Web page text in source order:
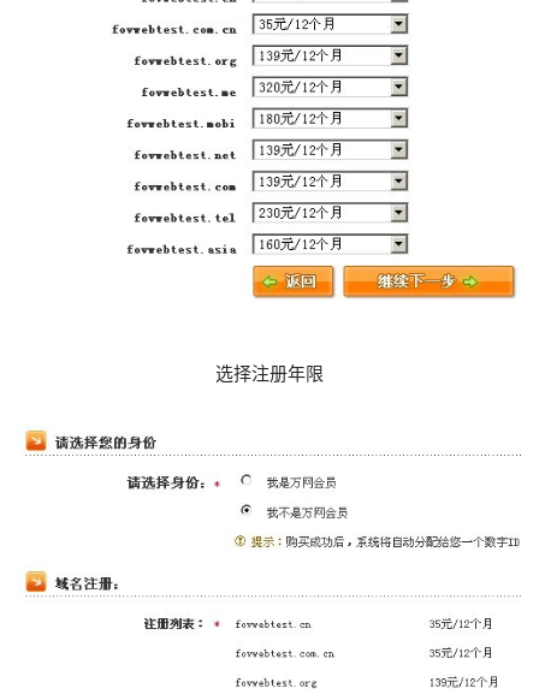
选择注册年限